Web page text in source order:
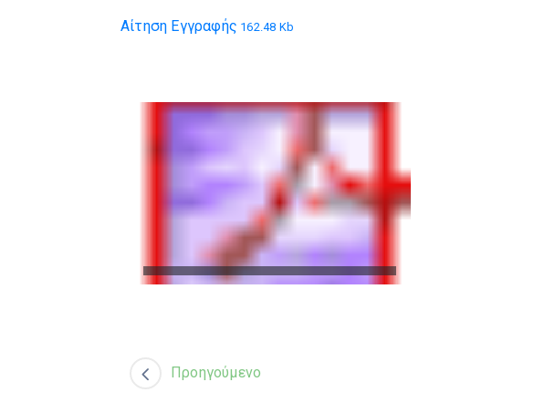
Αίτηση Εγγραφής 162.48 Kb
Προηγούμενο